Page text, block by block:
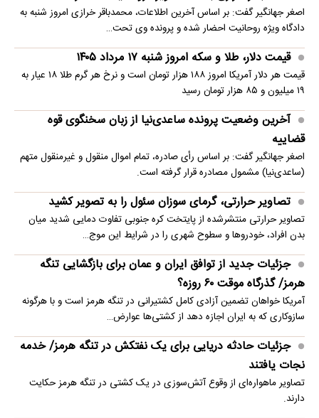
اصغر جهانگیر گفت: بر اساس آخرین اطلاعات، محمدباقر خرازی امروز شنبه به
دادگاه ویژه روحانیت احضار شده و پرونده وی تحت…
قیمت دلار، طلا و سکه امروز شنبه ۱۷ مرداد ۱۴۰۵
قیمت هر دلار آمریکا امروز ۱۸۸ هزار تومان است و نرخ هر گرم طلا ۱۸ عیار به
۱۹ میلیون و ۸۵ هزار تومان رسید
آخرین وضعیت پرونده ساعدی‌نیا از زبان سخنگوی قوه
قضاییه
اصغر جهانگیر گفت: بر اساس رأی صادره، تمام اموال منقول و غیرمنقول متهم
(ساعدی‌نیا) مشمول مصادره قرار گرفته است.
تصاویر حرارتی، گرمای سوزان سئول را به تصویر کشید
تصاویر حرارتی منتشرشده از پایتخت کره جنوبی تفاوت دمایی شدید میان
بدن افراد، خودروها و سطوح شهری را در شرایط این موج…
جزئیات جدید از توافق ایران و عمان برای بازگشایی تنگه
هرمز/ گذرگاه موقت ۶۰ روزه؟
آمریکا خواهان تضمین آزادی کامل کشتیرانی در تنگه هرمز است و با هرگونه
سازوکاری که به ایران اجازه دهد از کشتی‌ها عوارض…
جزئیات حادثه دریایی برای یک نفتکش در تنگه هرمز/ خدمه
نجات یافتند
تصاویر ماهو‌اره‌ای از وقوع آتش‌سوزی در یک کشتی در تنگه هرمز حکایت
دارند.